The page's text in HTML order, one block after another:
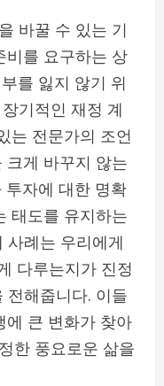
바꿀 수 있는 기
비를 요구하는 상
를 잃지 않기 위
기적인 재정 계
는 전문가의 조언
크게 바꾸지 않는
투자에 대한 명확
태도를 유지하는
사례는 우리에게
다루는지가 진정
전해줍니다. 이들
에 큰 변화가 찾아
한 풍요로운 삶을